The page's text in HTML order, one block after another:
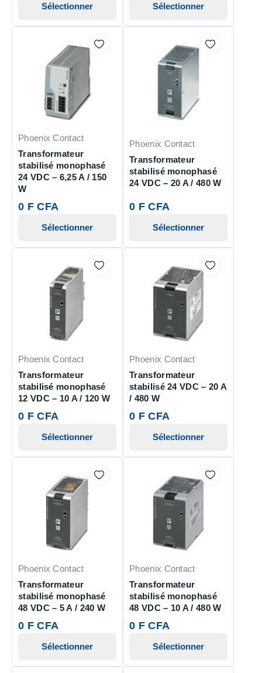
Sélectionner Sélectionner
Phoenix Contact
Transformateur
stabilisé monophasé
24 VDC – 6,25 A / 150
W
0 F CFA
Sélectionner
Phoenix Contact
Transformateur
stabilisé monophasé
24 VDC – 20 A / 480 W
0 F CFA
Sélectionner
Phoenix Contact
Transformateur
stabilisé monophasé
12 VDC – 10 A / 120 W
0 F CFA
Sélectionner
Phoenix Contact
Transformateur
stabilisé 24 VDC – 20 A
/ 480 W
0 F CFA
Sélectionner
Phoenix Contact
Transformateur
stabilisé monophasé
48 VDC – 5 A / 240 W
0 F CFA
Sélectionner
Phoenix Contact
Transformateur
stabilisé monophasé
48 VDC – 10 A / 480 W
0 F CFA
Sélectionner